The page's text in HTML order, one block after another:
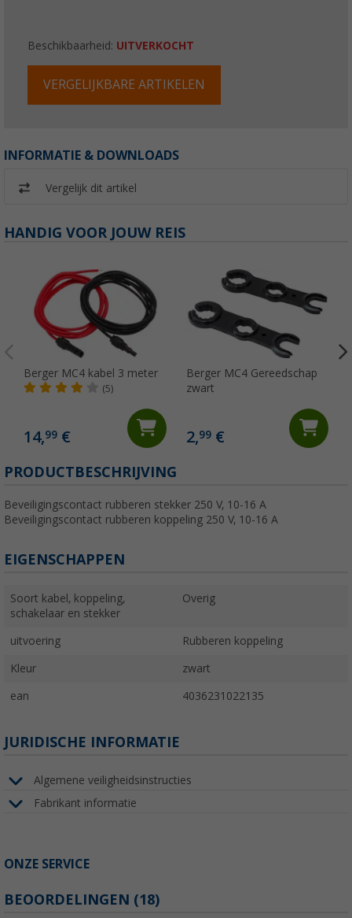
Beschikbaarheid: UITVERKOCHT
VERGELIJKBARE ARTIKELEN
INFORMATIE & DOWNLOADS
Vergelijk dit artikel
HANDIG VOOR JOUW REIS
Berger MC4 kabel 3 meter
(5)
14,99 €
Berger MC4 Gereedschap
zwart
2,99€
PRODUCTBESCHRIJVING
Beveiligingscontact rubberen stekker 250 V, 10-16 A
Beveiligingscontact rubberen koppeling 250 V, 10-16 A
EIGENSCHAPPEN
Soort kabel, koppeling,
schakelaar en stekker
Overig
uitvoering Rubberen koppeling
Kleur zwart
ean 4036231022135
JURIDISCHE INFORMATIE
Algemene veiligheidsinstructies
Fabrikant informatie
ONZE SERVICE
BEOORDELINGEN (18)